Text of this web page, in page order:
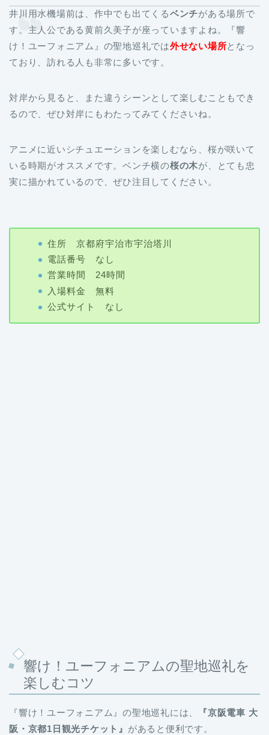
井川用水機場前は、作中でも出てくるベンチがある場所で
す。主人公である黄前久美子が座っていますよね。
『響
け！ユーフォニアム』の聖地巡礼では外せない場所となっ
ており、訪れる人も非常に多いです。
対岸から見ると、また違うシーンとして楽しむこともでき
るので、ぜひ対岸にもわたってみてくださいね。
アニメに近いシチュエーションを楽しむなら、桜が咲いて
いる時期がオススメです。ベンチ横の桜の木が、とても忠
実に描かれているので、ぜひ注目してください。
住所 京都府宇治市宇治塔川
電話番号 なし
営業時間 24時間
入場料金 無料
公式サイト なし
響け！ユーフォニアムの聖地巡礼を
楽しむコツ
『響け！ユーフォニアム』の聖地巡礼には、
『京阪電車 大
阪・京都1日観光チケット』 があると便利です。